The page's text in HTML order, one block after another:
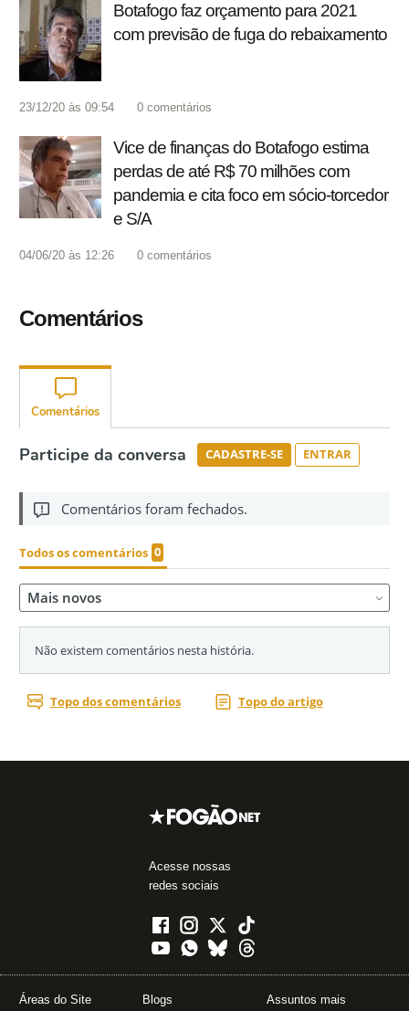
Botafogo faz orçamento para 2021
com previsão de fuga do rebaixamento
23/12/20 às 09:54 0 comentários
Vice de finanças do Botafogo estima
perdas de até R$ 70 milhões com
pandemia e cita foco em sócio-torcedor
e S/A
04/06/20 às 12:26 0 comentários
Comentários
Acesse nossas
redes sociais
Áreas do Site Blogs
Assuntos mais